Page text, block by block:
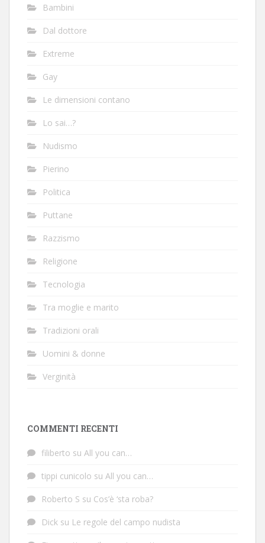
Bambini
Dal dottore
Extreme
Gay
Le dimensioni contano
Lo sai…?
Nudismo
Pierino
Politica
Puttane
Razzismo
Religione
Tecnologia
Tra moglie e marito
Tradizioni orali
Uomini & donne
Verginità
COMMENTI RECENTI
filiberto su All you can…
tippi cunicolo su All you can…
Roberto S su Cos’è ‘sta roba?
Dick su Le regole del campo nudista